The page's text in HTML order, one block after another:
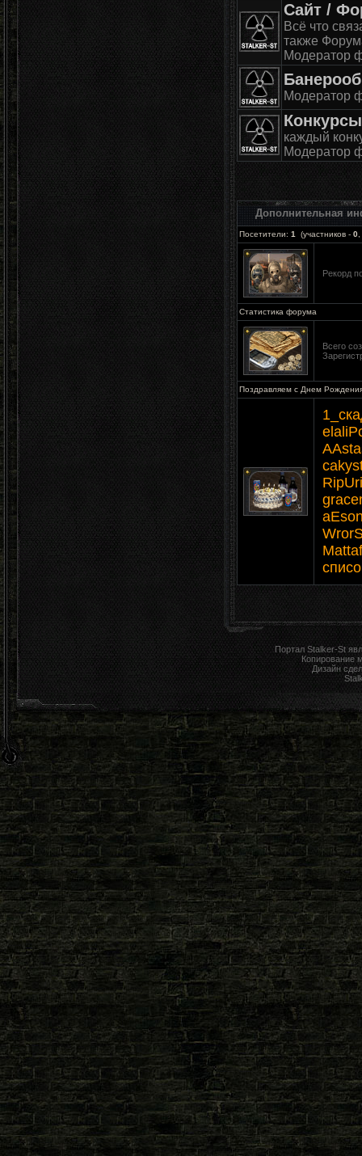
Сайт /
Всё что
также
Модератор
Модератор
Конкурсы
каждый
Модератор
Дополнительная
Посетители: 1 (участников - 0
Рекорд
Статистика форума
Всего
Поздравляем с Днем
Портал Stalker-St
Копирование
Дизайн